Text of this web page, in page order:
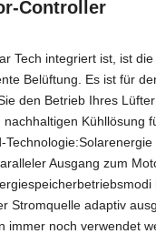
Controller
Tech integriert ist, ist
Belüftung. Es ist für
den Betrieb Ihres
Kühllösung
Ausgang zum
Stromquelle adaptiv
immer noch verwendet